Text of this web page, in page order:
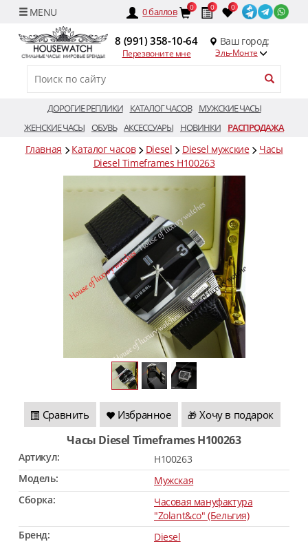
0баллов 0 0 0
8 (991) 358-10-64
Перезвоните мне
Ваш город:
Эль-Монте
ДОРОГИЕ РЕПЛИКИ КАТАЛОГ ЧАСОВ
МУЖСКИЕ ЧАСЫ
ЖЕНСКИЕ ЧАСЫ ОБУВЬ АКСЕССУАРЫ НОВИНКИ РАСПРОДАЖА
Главная Каталог часов Diesel Diesel мужские
Часы
Diesel Timeframes H100263
Сравнить Избранное 🎁 Хочу в подарок
Часы Diesel Timeframes H100263
Артикул:
H100263
Модель:
Мужская
Сборка:
Часовая мануфактура
"Zolant&co" (Бельгия)
Бренд:
Diesel